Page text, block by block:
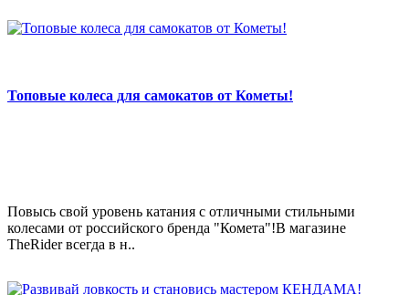
Топовые колеса для самокатов от Кометы!
Повысь свой уровень катания с отличными стильными
колесами от российского бренда "Комета"!В магазине
TheRider всегда в н..